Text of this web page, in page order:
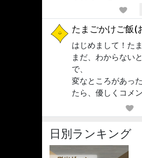
たまごかけご飯(
はじめまして！た
まだ、わからない
で、
変なところがあっ
たら、優しくコメ
日別ランキング